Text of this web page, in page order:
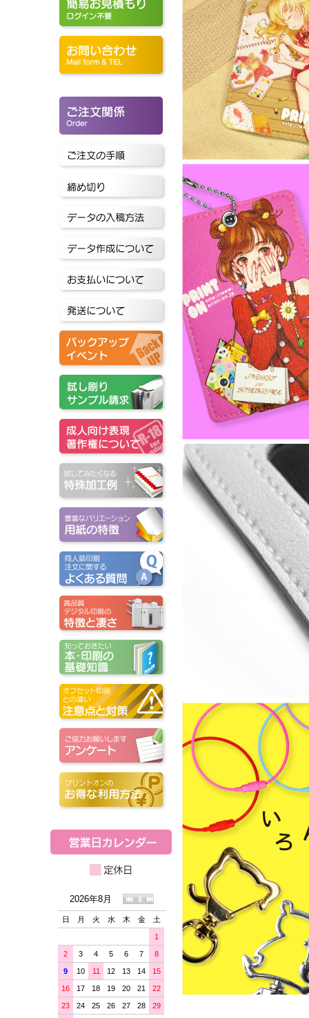
2026年8月
日 月 火 水 木 金 土
1
2 3 4 5 6 7 8
9 10 11 12 13 14 15
16 17 18 19 20 21 22
23 24 25 26 27 28 29